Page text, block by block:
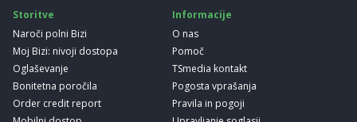
Storitve
Naroči polni Bizi
Moj Bizi: nivoji dostopa
Oglaševanje
Bonitetna poročila
Order credit report
Informacije
O nas
Pomoč
TSmedia kontakt
Pogosta vprašanja
Pravila in pogoji